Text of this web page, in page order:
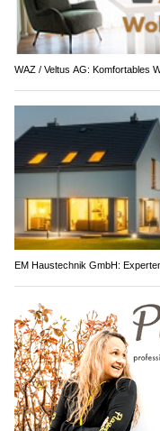
WAZ / Veltus AG: Komfortables
EM Haustechnik GmbH: